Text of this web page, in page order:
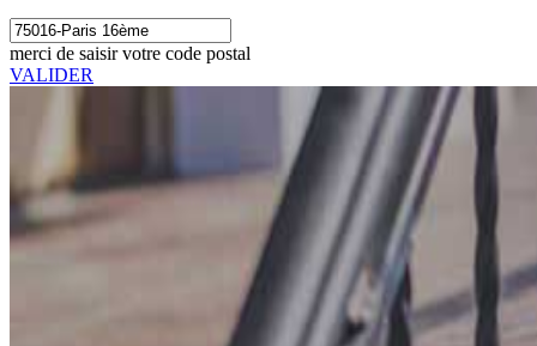
merci de saisir votre code postal
VALIDER